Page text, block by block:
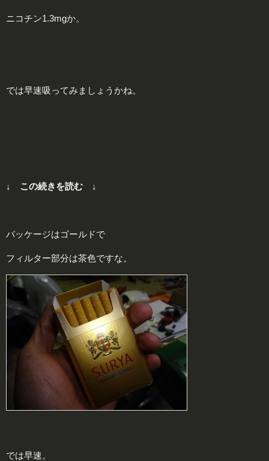
ニコチン1.3mgか。
では早速吸ってみましょうかね。
↓ この続きを読む ↓
パッケージはゴールドで
フィルター部分は茶色ですな。
では早速。